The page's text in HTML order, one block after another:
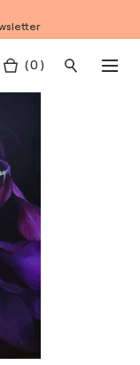
( 0 )